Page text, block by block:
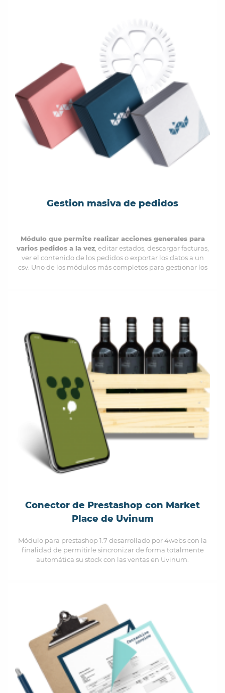
Gestion masiva de pedidos
Módulo que permite realizar acciones generales para
varios pedidos a la vez, editar estados, descargar facturas,
ver el contenido de los pedidos o exportar los datos a un
csv. Uno de los módulos más completos para gestionar los
Conector de Prestashop con Market
Place de Uvinum
Módulo para prestashop 1.7 desarrollado por 4webs con la
finalidad de permitirle sincronizar de forma totalmente
automática su stock con las ventas en Uvinum.